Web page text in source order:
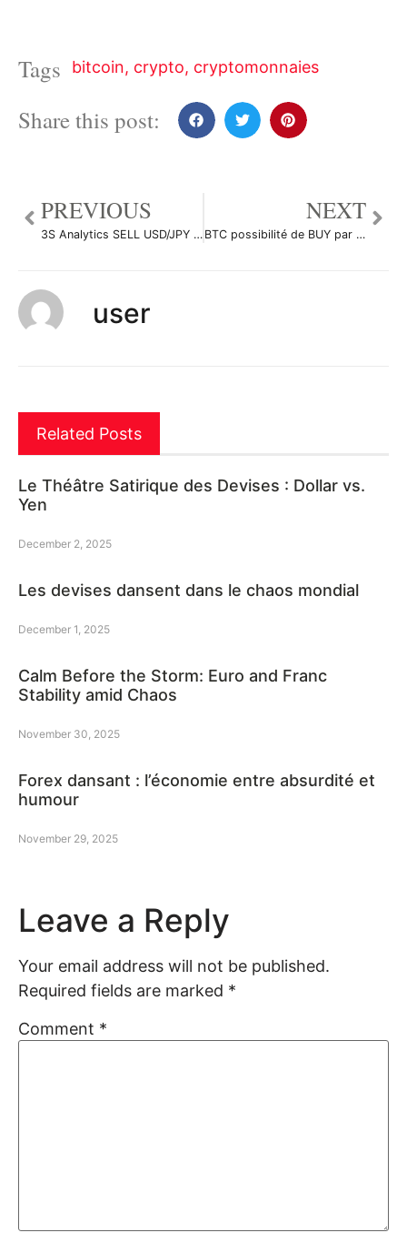
Tags bitcoin, crypto, cryptomonnaies
Share this post:
PREVIOUS
3S Analytics SELL USD/JPY par akadester
NEXT
BTC possibilité de BUY par BullsPowerFX
user
Related Posts
Le Théâtre Satirique des Devises : Dollar vs.
Yen
December 2, 2025
Les devises dansent dans le chaos mondial
December 1, 2025
Calm Before the Storm: Euro and Franc
Stability amid Chaos
November 30, 2025
Forex dansant : l’économie entre absurdité et
humour
November 29, 2025
Leave a Reply
Your email address will not be published.
Required fields are marked *
Comment *